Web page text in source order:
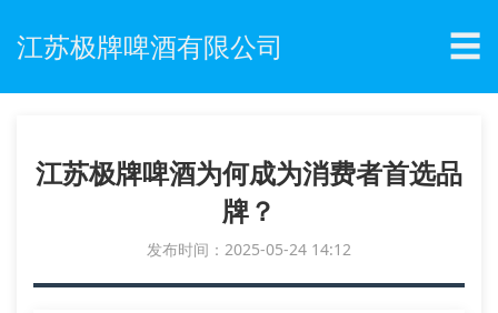
江苏极牌啤酒有限公司 ☰
江苏极牌啤酒为何成为消费者首选品
牌？
发布时间：2025-05-24 14:12